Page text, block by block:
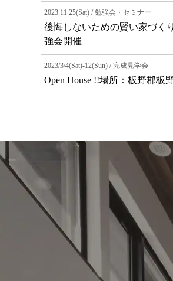
2023.11.25(Sat) / 勉強会・セミナー
後悔しないための賢い家づく
強会開催
2023/3/4(Sat)-12(Sun) / 完成見学会
Open House !!場所：板野郡板